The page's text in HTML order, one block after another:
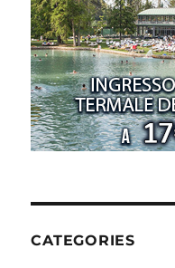
CATEGORIES